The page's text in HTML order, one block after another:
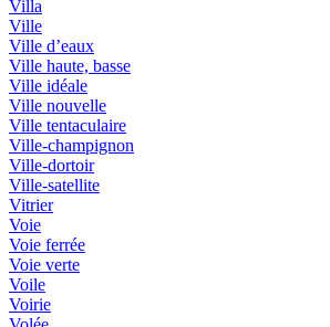
Villa
Ville
Ville d’eaux
Ville haute, basse
Ville idéale
Ville nouvelle
Ville tentaculaire
Ville-champignon
Ville-dortoir
Ville-satellite
Vitrier
Voie
Voie ferrée
Voie verte
Voile
Voirie